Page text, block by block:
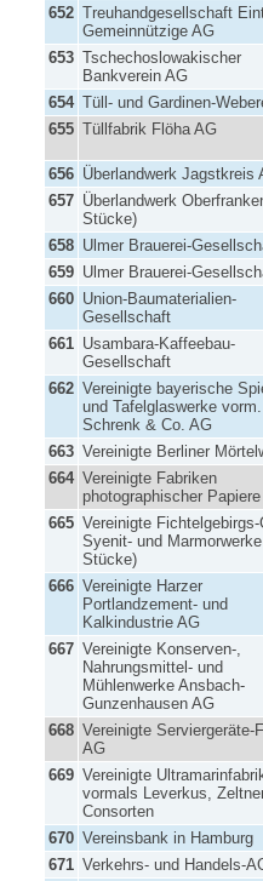
652 Treuhandgesellschaft
Gemeinnützige AG
653 Tschechoslowakischer
Bankverein AG
654 Tüll- und Gardinen-
655 Tüllfabrik Flöha AG
656 Überlandwerk Jagstkreis
657 Überlandwerk
Stücke)
658 Ulmer Brauerei-
659 Ulmer Brauerei-
660 Union-Baumaterialien-
Gesellschaft
661 Usambara-Kaffeebau-
Gesellschaft
662 Vereinigte bayerische
und Tafelglaswerke vorm.
Schrenk & Co. AG
663 Vereinigte Berliner
664 Vereinigte Fabriken
photographischer Papiere
665 Vereinigte
Syenit- und
Stücke)
666 Vereinigte Harzer
Portlandzement- und
Kalkindustrie AG
667 Vereinigte Konserven-,
Nahrungsmittel- und
Mühlenwerke Ansbach-
Gunzenhausen AG
668 Vereinigte Serviergeräte-
AG
669 Vereinigte
vormals Leverkus,
Consorten
670 Vereinsbank in Hamburg
671 Verkehrs- und Handels-